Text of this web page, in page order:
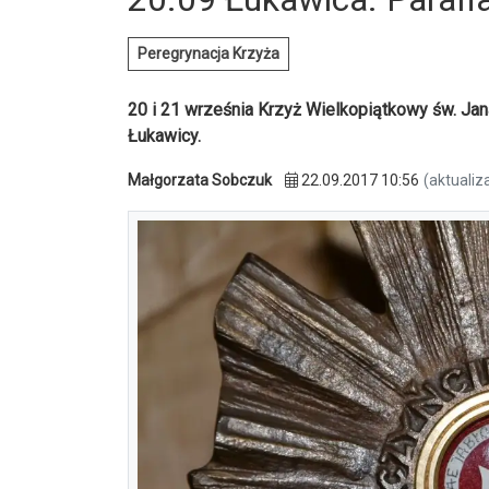
Peregrynacja Krzyża
20 i 21 września Krzyż Wielkopiątkowy św.
Łukawicy.
Małgorzata Sobczuk 22.09.2017 10:56